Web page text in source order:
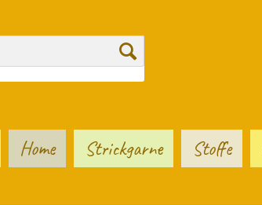
Home Strickgarne Stoffe